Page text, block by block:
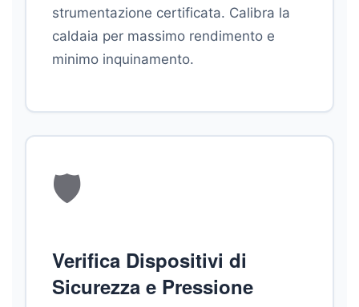
strumentazione certificata. Calibra la
caldaia per massimo rendimento e
minimo inquinamento.
🛡️
Verifica Dispositivi di
Sicurezza e Pressione